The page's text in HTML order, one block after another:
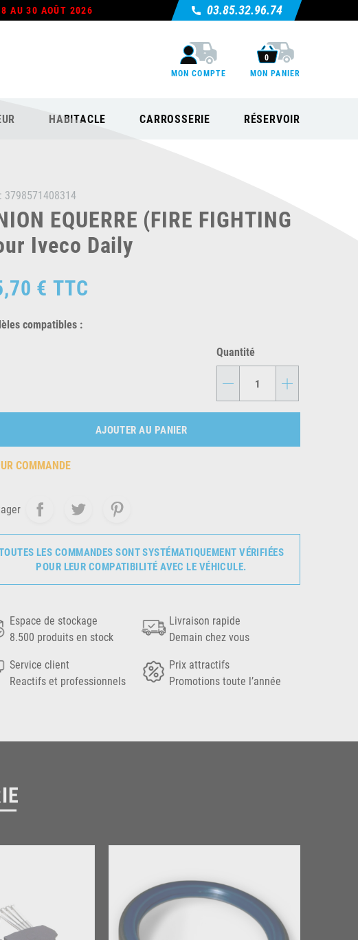
8 AU 30 AOÛT 2026 03.85.32.96.74
MON COMPTE
0
MON PANIER
HABITACLE CARROSSERIE RÉSERVOIR
3798571408314
EQUERRE (FIRE FIGHTING
Iveco Daily
€ TTC
compatibles :
Quantité
- +
AJOUTER AU PANIER
COMMANDE
LES COMMANDES SONT SYSTÉMATIQUEMENT VÉRIFIÉES
POUR LEUR COMPATIBILITÉ AVEC LE VÉHICULE.
Espace de stockage
8.500 produits en stock
Livraison rapide
Demain chez vous
Service client
Reactifs et professionnels
Prix attractifs
Promotions toute l’année